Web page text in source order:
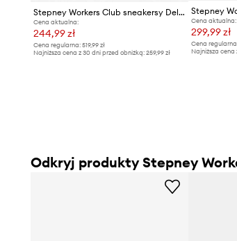
Stepney Workers Club sneakersy Dellow Suede
Cena aktualna:
244,99 zł
Cena regularna: 519,99 zł
Najniższa cena z 30 dni przed obniżką: 259,99 zł
Cena aktualna:
299,99 zł
Cena
Najniższa cena
Odkryj produkty Stepney